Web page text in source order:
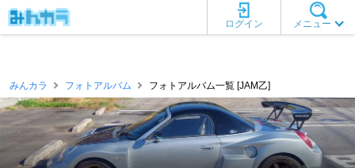
メニュー
ログイン
みんカラ フォトアルバム フォトアルバム一覧 [JAM乙]